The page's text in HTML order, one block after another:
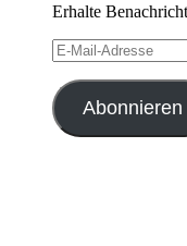
Erhalte
E-
Mail-
Adresse
Abonnieren